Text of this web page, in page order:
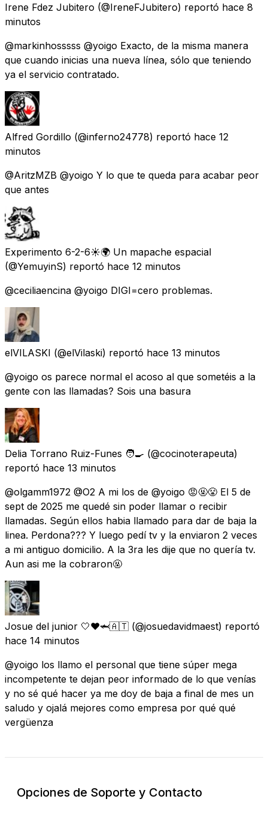
Irene Fdez Jubitero (@IreneFJubitero) reportó hace 8
minutos
@markinhosssss @yoigo Exacto, de la misma manera
que cuando inicias una nueva línea, sólo que teniendo
ya el servicio contratado.
Alfred Gordillo (@inferno24778) reportó hace 12
minutos
@AritzMZB @yoigo Y lo que te queda para acabar peor
que antes
Experimento 6-2-6☀️🌍 Un mapache espacial
(@YemuyinS) reportó hace 12 minutos
@ceciliaencina @yoigo DIGI=cero problemas.
elVILASKI (@elVilaski) reportó hace 13 minutos
@yoigo os parece normal el acoso al que sometéis a la
gente con las llamadas? Sois una basura
Delia Torrano Ruiz-Funes 🧑‍🍳 (@cocinoterapeuta)
reportó hace 13 minutos
@olgamm1972 @O2 A mi los de @yoigo 😡🤬😤 El 5 de
sept de 2025 me quedé sin poder llamar o recibir
llamadas. Según ellos habia llamado para dar de baja la
linea. Perdona??? Y luego pedí tv y la enviaron 2 veces
a mi antiguo domicilio. A la 3ra les dije que no quería tv.
Aun asi me la cobraron🤬
Josue del junior 🤍❤️🦈🇦🇹 (@josuedavidmaest) reportó
hace 14 minutos
@yoigo los llamo el personal que tiene súper mega
incompetente te dejan peor informado de lo que venías
y no sé qué hacer ya me doy de baja a final de mes un
saludo y ojalá mejores como empresa por qué qué
vergüenza
Opciones de Soporte y Contacto